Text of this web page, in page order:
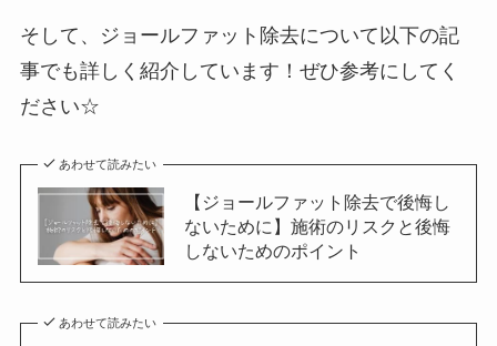
そして、ジョールファット除去について以下の記
事でも詳しく紹介しています！ぜひ参考にしてく
ださい☆
あわせて読みたい
【ジョールファット除去で後悔し
ないために】施術のリスクと後悔
しないためのポイント
あわせて読みたい